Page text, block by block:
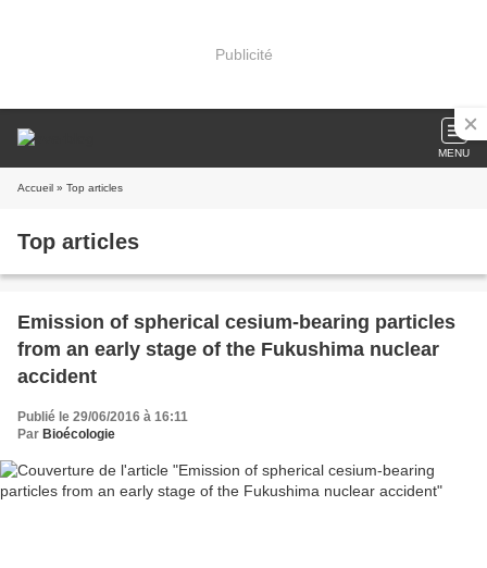
Publicité
MENU
Accueil » Top articles
Top articles
Emission of spherical cesium-bearing particles
from an early stage of the Fukushima nuclear
accident
Publié le 29/06/2016 à 16:11
Par Bioécologie